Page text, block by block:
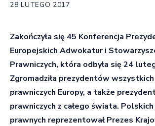
28 LUTEGO 2017
Zakończyła się 45 Konferencja
Europejskich Adwokatur i
Prawniczych, która odbyła się 24
Zgromadziła prezydentów
prawniczych Europy, a także
prawniczych z całego świata.
prawnych reprezentował Prezes